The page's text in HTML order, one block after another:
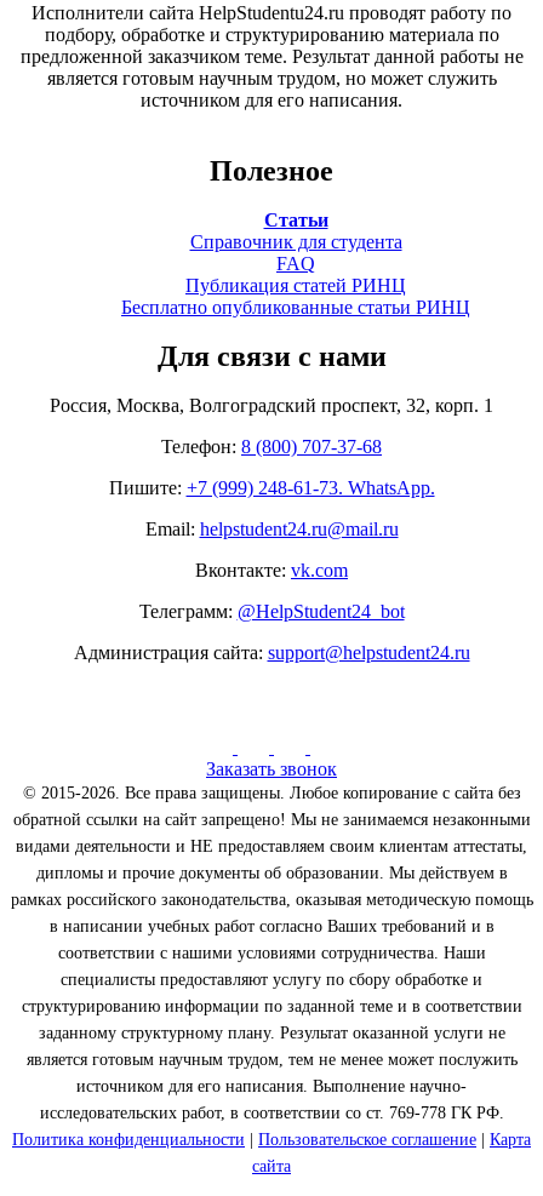
Исполнители сайта HelpStudentu24.ru проводят работу по
подбору, обработке и структурированию материала по
предложенной заказчиком теме. Результат данной работы не
является готовым научным трудом, но может служить
источником для его написания.
Полезное
Статьи
Справочник для студента
FAQ
Публикация статей РИНЦ
Бесплатно опубликованные статьи РИНЦ
Для связи с нами
Россия, Москва, Волгоградский проспект, 32, корп. 1
Телефон: 8 (800) 707-37-68
Пишите: +7 (999) 248-61-73. WhatsApp.
Email: helpstudent24.ru@mail.ru
Вконтакте: vk.com
Телеграмм: @HelpStudent24_bot
Администрация сайта: support@helpstudent24.ru
Заказать звонок
© 2015-2026. Все права защищены. Любое копирование с сайта без
обратной ссылки на сайт запрещено! Мы не занимаемся незаконными
видами деятельности и НЕ предоставляем своим клиентам аттестаты,
дипломы и прочие документы об образовании. Мы действуем в
рамках российского законодательства, оказывая методическую помощь
в написании учебных работ согласно Ваших требований и в
соответствии с нашими условиями сотрудничества. Наши
специалисты предоставляют услугу по сбору обработке и
структурированию информации по заданной теме и в соответствии
заданному структурному плану. Результат оказанной услуги не
является готовым научным трудом, тем не менее может послужить
источником для его написания. Выполнение научно-
исследовательских работ, в соответствии со ст. 769-778 ГК РФ.
Политика конфиденциальности
Пользовательское соглашение
Карта
сайта